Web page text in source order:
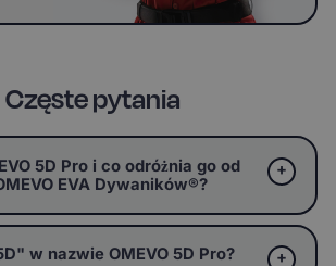
Częste pytania
5D Pro i co odróżnia go od
EVA Dywaników®?
w nazwie OMEVO 5D Pro?